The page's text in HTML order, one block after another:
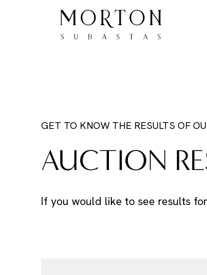
GET TO KNOW THE RESULTS OF
AUCTION
If you would like to see results